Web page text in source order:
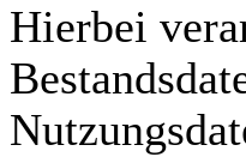
Hierbei